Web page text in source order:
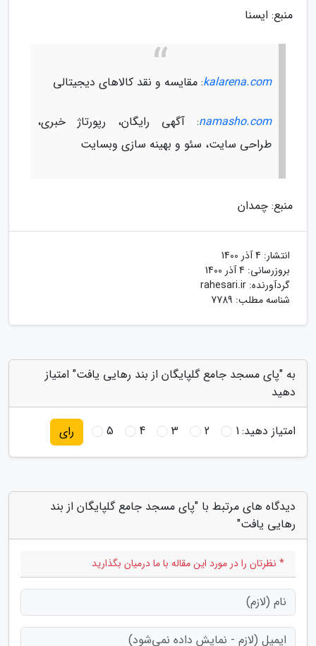
منبع: ایسنا
kalarena.com: مقایسه و نقد کالاهای دیجیتالی
namasho.com: آگهی رایگان، رپورتاژ خبری،
طراحی سایت، سئو و بهینه سازی وبسایت
منبع: چمدان
انتشار: 4 آذر 1400
بروزرسانی: 4 آذر 1400
گردآورنده: rahesari.ir
شناسه مطلب: 7789
به "پای مسجد جامع گلپایگان از بند رهایی یافت" امتیاز
دهید
امتیاز دهید:1
2
3
4
5 رای
دیدگاه های مرتبط با "پای مسجد جامع گلپایگان از بند
رهایی یافت"
* نظرتان را در مورد این مقاله با ما درمیان بگذارید